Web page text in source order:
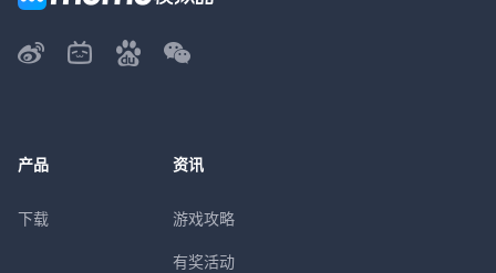
产品
下载
资讯
游戏攻略
有奖活动